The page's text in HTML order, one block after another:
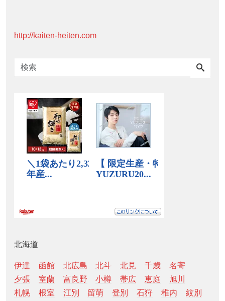
http://kaiten-heiten.com
北海道
伊達 函館 北広島 北斗 北見 千歳
名寄
夕張
室蘭 富良野 小樽 帯広 恵庭
旭川
札幌
根室 江別 留萌 登別 石狩 稚内
紋別